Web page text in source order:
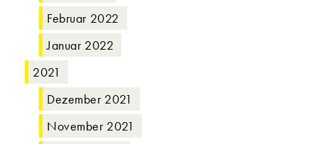
Februar 2022
Januar 2022
2021
Dezember 2021
November 2021